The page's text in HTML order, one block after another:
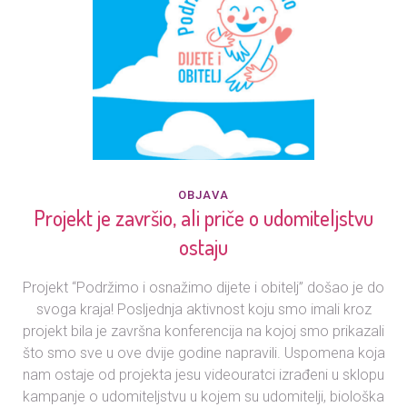
OBJAVA
Projekt je završio, ali priče o udomiteljstvu
ostaju
Projekt “Podržimo i osnažimo dijete i obitelj” došao je do
svoga kraja! Posljednja aktivnost koju smo imali kroz
projekt bila je završna konferencija na kojoj smo prikazali
što smo sve u ove dvije godine napravili. Uspomena koja
nam ostaje od projekta jesu videouratci izrađeni u sklopu
kampanje o udomiteljstvu u kojem su udomitelji, biološka